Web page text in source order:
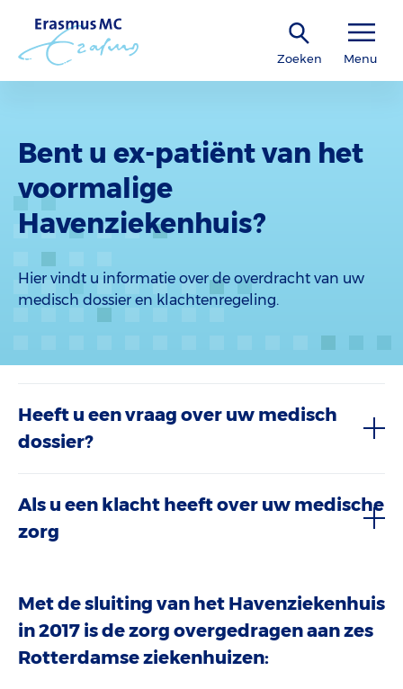
Zoeken Menu
Bent u ex-patiënt van het
voormalige
Havenziekenhuis?
Hier vindt u informatie over de overdracht van uw
medisch dossier en klachtenregeling.
Heeft u een vraag over uw medisch
dossier?
Als u een klacht heeft over uw medische
zorg
Met de sluiting van het Havenziekenhuis
in 2017 is de zorg overgedragen aan zes
Rotterdamse ziekenhuizen: